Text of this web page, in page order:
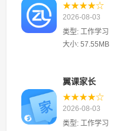
★★★★☆
2026-08-03
类型: 工作学习
大小: 57.55MB
翼课家长
★★★★☆
2026-08-03
类型: 工作学习